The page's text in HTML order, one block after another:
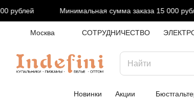
Минимальная сумма заказа 15 000
Москва СОТРУДНИЧЕСТВО
Новинки Акции